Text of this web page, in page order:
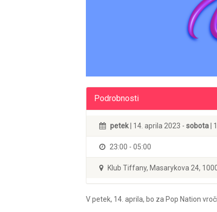
Podrobnosti
petek | 14. aprila 2023 - sobota |
23:00 - 05:00
Klub Tiffany, Masarykova 24,
V petek, 14. aprila, bo za Pop Nation